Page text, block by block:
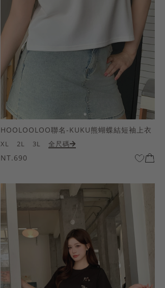
HOOLOOLOO聯名-KUKU熊蝴蝶結短袖上衣
XL 2L 3L 全尺碼
NT.690